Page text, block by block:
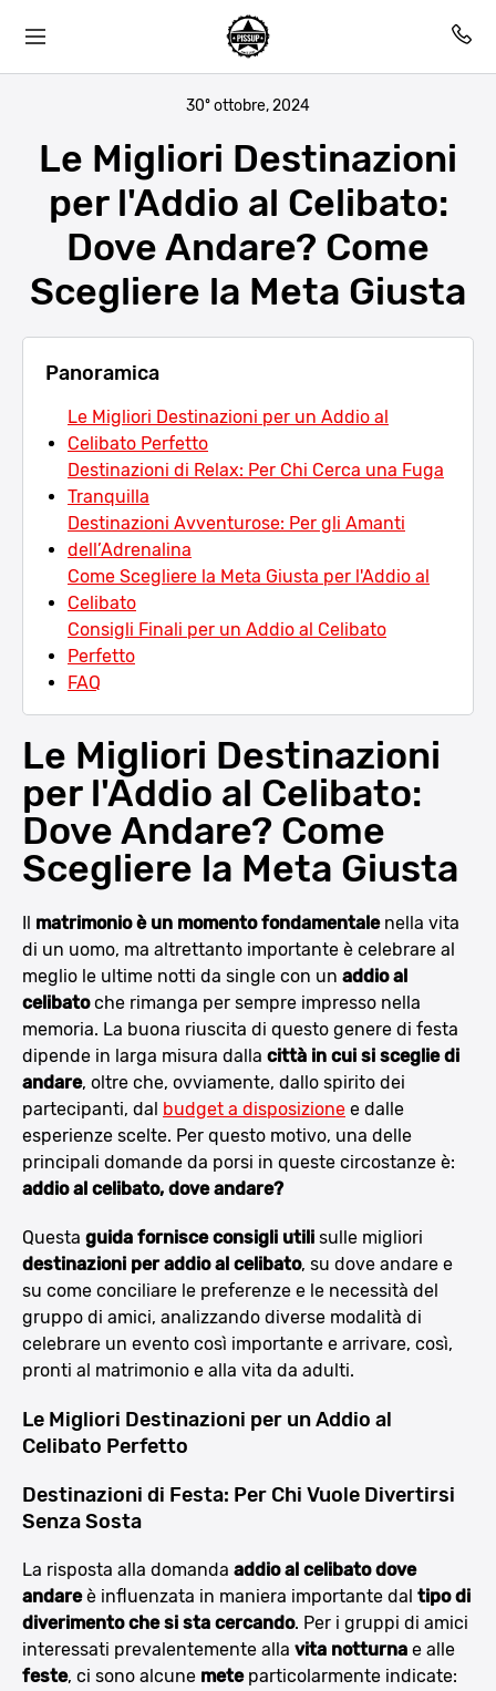
30º ottobre, 2024
Le Migliori Destinazioni
per l'Addio al Celibato:
Dove Andare? Come
Scegliere la Meta Giusta
Panoramica
Le Migliori Destinazioni per un Addio al
Celibato Perfetto
Destinazioni di Relax: Per Chi Cerca una Fuga
Tranquilla
Destinazioni Avventurose: Per gli Amanti
dell’Adrenalina
Come Scegliere la Meta Giusta per l'Addio al
Celibato
Consigli Finali per un Addio al Celibato
Perfetto
FAQ
Le Migliori Destinazioni
per l'Addio al Celibato:
Dove Andare? Come
Scegliere la Meta Giusta
Il matrimonio è un momento fondamentalenella vita
di un uomo, ma altrettanto importante è celebrare al
meglio le ultime notti da single con un addio al
celibatoche rimanga per sempre impresso nella
memoria. La buona riuscita di questo genere di festa
dipende in larga misura dalla città in cui si sceglie di
andare, oltre che, ovviamente, dallo spirito dei
partecipanti, dal budget a disposizione e dalle
esperienze scelte. Per questo motivo, una delle
principali domande da porsi in queste circostanze è:
addio al celibato, dove andare?
Questa guida fornisce consigli utili sulle migliori
destinazioni per addio al celibato, su dove andare e
su come conciliare le preferenze e le necessità del
gruppo di amici, analizzando diverse modalità di
celebrare un evento così importante e arrivare, così,
pronti al matrimonio e alla vita da adulti.
Le Migliori Destinazioni per un Addio al
Celibato Perfetto
Destinazioni di Festa: Per Chi Vuole Divertirsi
Senza Sosta
La risposta alla domanda addio al celibato dove
andareè influenzata in maniera importante dal tipo di
diverimento che si sta cercando. Per i gruppi di amici
interessati prevalentemente alla vita notturna e alle
feste, ci sono alcune meteparticolarmente indicate: